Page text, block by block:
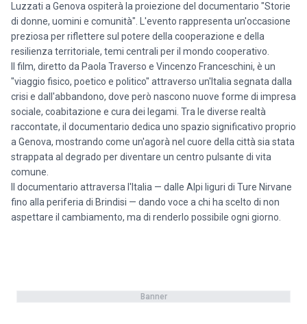
Luzzati a Genova ospiterà la proiezione del documentario "Storie
di donne, uomini e comunità". L'evento rappresenta un'occasione
preziosa per riflettere sul potere della cooperazione e della
resilienza territoriale, temi centrali per il mondo cooperativo.
Il film, diretto da Paola Traverso e Vincenzo Franceschini, è un
"viaggio fisico, poetico e politico" attraverso un'Italia segnata dalla
crisi e dall'abbandono, dove però nascono nuove forme di impresa
sociale, coabitazione e cura dei legami. Tra le diverse realtà
raccontate, il documentario dedica uno spazio significativo proprio
a Genova, mostrando come un'agorà nel cuore della città sia stata
strappata al degrado per diventare un centro pulsante di vita
comune.
Il documentario attraversa l'Italia — dalle Alpi liguri di Ture Nirvane
fino alla periferia di Brindisi — dando voce a chi ha scelto di non
aspettare il cambiamento, ma di renderlo possibile ogni giorno.
Banner